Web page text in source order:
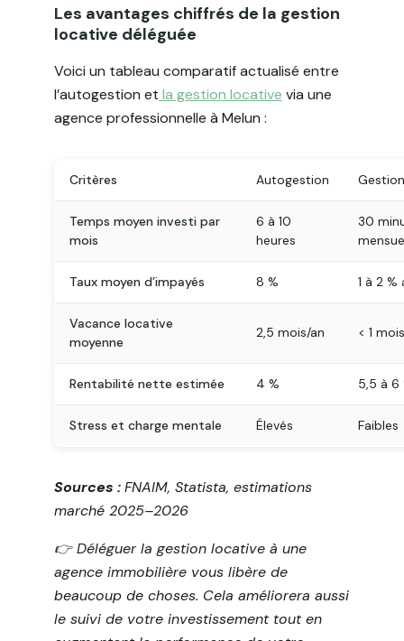
Les avantages chiffrés de la gestion
locative déléguée
Voici un tableau comparatif actualisé entre
l’autogestion et la gestion locative via une
agence professionnelle à Melun :
Critères Autogestion
Temps moyen investi par
mois
6 à 10
heures
30
Taux moyen d’impayés 8 % 1 à 2 %
Vacance locative
moyenne
2,5 mois/an < 1
Rentabilité nette estimée 4 % 5,5 à 6
Stress et charge mentale Élevés Faibles
Sources :FNAIM, Statista, estimations
marché 2025–2026
👉️ Déléguer la gestion locative à une
agence immobilière vous libère de
beaucoup de choses. Cela améliorera aussi
le suivi de votre investissement tout en